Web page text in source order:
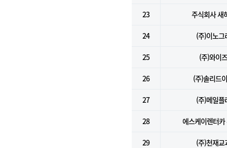
23 주식회사 새
24 (주)이노그
25 (주)와이
26 (주)솔리드
27 (주)메일플
28 에스케이렌터카
29 (주)천재교